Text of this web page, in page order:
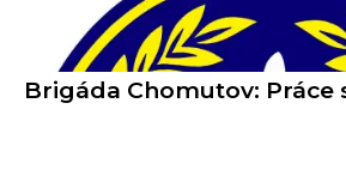
Brigáda Chomutov: Práce